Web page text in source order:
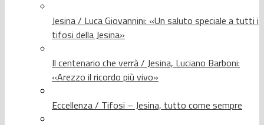
Jesina / Luca Giovannini: «Un saluto speciale a tutti i
tifosi della Jesina»
Il centenario che verrà / Jesina, Luciano Barboni:
«Arezzo il ricordo più vivo»
Eccellenza / Tifosi – Jesina, tutto come sempre